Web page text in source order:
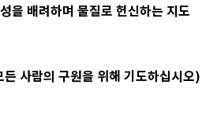
을 배려하며 물질로 헌신하는 지도
사람의 구원을 위해 기도하십시오)